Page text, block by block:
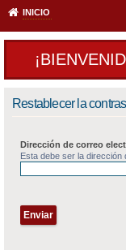
INICIO
Restablecer la
Dirección de correo
Esta debe ser la dirección